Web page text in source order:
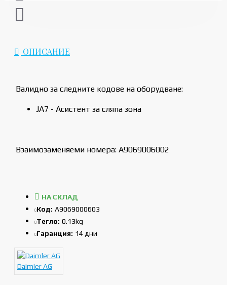
ОПИСАНИЕ
Валидно за следните кодове на оборудване:
JA7 - Асистент за сляпа зона
Взаимозаменяеми номера: A9069006002
НА СКЛАД
Код: A9069000603
Тегло: 0.13kg
Гаранция: 14 дни
Daimler AG